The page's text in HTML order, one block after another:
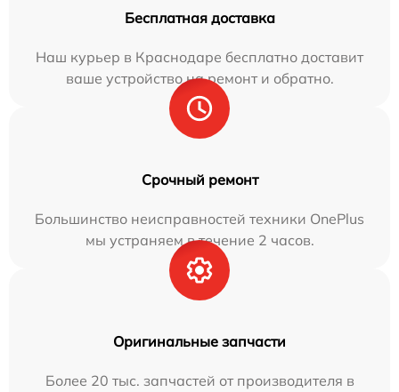
Бесплатная доставка
Наш курьер в Краснодаре бесплатно доставит
ваше устройство на ремонт и обратно.
Срочный ремонт
Большинство неисправностей техники OnePlus
мы устраняем в течение 2 часов.
Оригинальные запчасти
Более 20 тыс. запчастей от производителя в